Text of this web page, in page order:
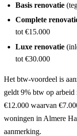
Basis renovatie
Complete
tot €15.000
Luxe renovatie
tot €30.000
Het btw-voordeel is
geldt 9% btw op
€12.000 waarvan
woningen in Almere
aanmerking.